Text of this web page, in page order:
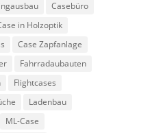
Casebüro
in Holzoptik
Case Zapfanlage
Fahrradaubauten
Flightcases
Ladenbau
ML-Case